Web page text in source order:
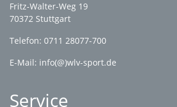
Fritz-Walter-Weg 19
70372 Stuttgart
Telefon: 0711 28077-700
E-Mail: info(@)wlv-sport.de
Service